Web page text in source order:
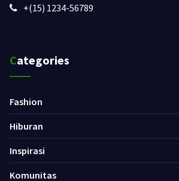
+(15) 1234-56789
Categories
Fashion
Hiburan
Inspirasi
Komunitas